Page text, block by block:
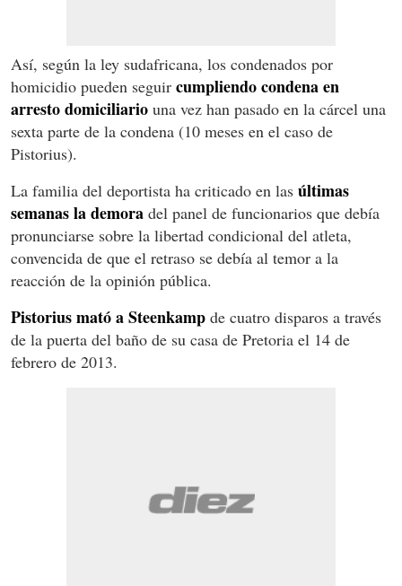
Así, según la ley sudafricana, los condenados por
homicidio pueden seguir cumpliendo condena en
arresto domiciliario una vez han pasado en la cárcel una
sexta parte de la condena (10 meses en el caso de
Pistorius).
La familia del deportista ha criticado en las últimas
semanas la demora del panel de funcionarios que debía
pronunciarse sobre la libertad condicional del atleta,
convencida de que el retraso se debía al temor a la
reacción de la opinión pública.
Pistorius mató a Steenkamp de cuatro disparos a través
de la puerta del baño de su casa de Pretoria el 14 de
febrero de 2013.